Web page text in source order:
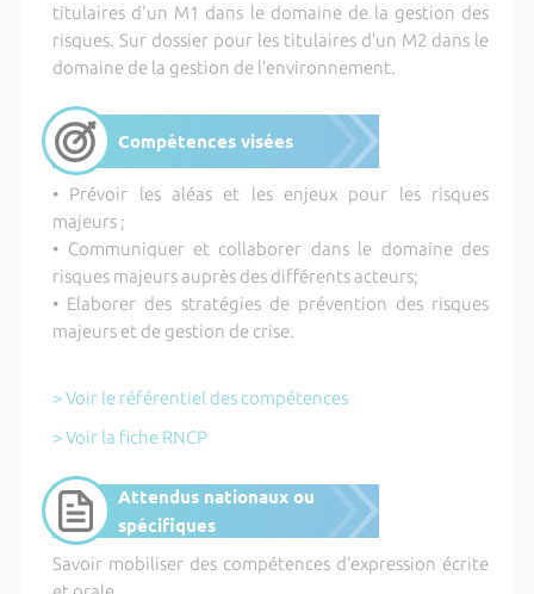
titulaires d'un M1 dans le domaine de la gestion des
risques. Sur dossier pour les titulaires d’un M2 dans le
domaine de la gestion de l’environnement.
Compétences visées
• Prévoir les aléas et les enjeux pour les risques
majeurs ;
• Communiquer et collaborer dans le domaine des
risques majeurs auprès des différents acteurs;
• Elaborer des stratégies de prévention des risques
majeurs et de gestion de crise.
> Voir le référentiel des compétences
> Voir la fiche RNCP
Attendus nationaux ou
spécifiques
Savoir mobiliser des compétences d’expression écrite